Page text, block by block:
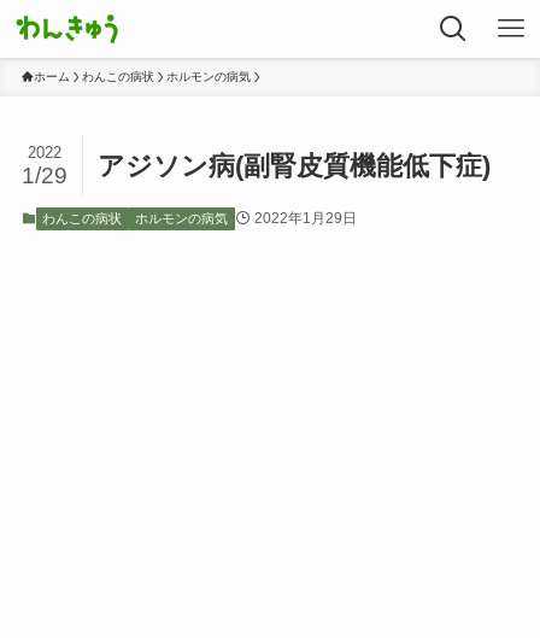
ホーム わんこの病状 ホルモンの病気
アジソン病(副腎皮質機能低下症)
2022
1/29
わんこの病状 ホルモンの病気 2022年1月29日